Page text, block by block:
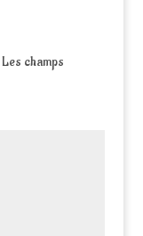
Les champs